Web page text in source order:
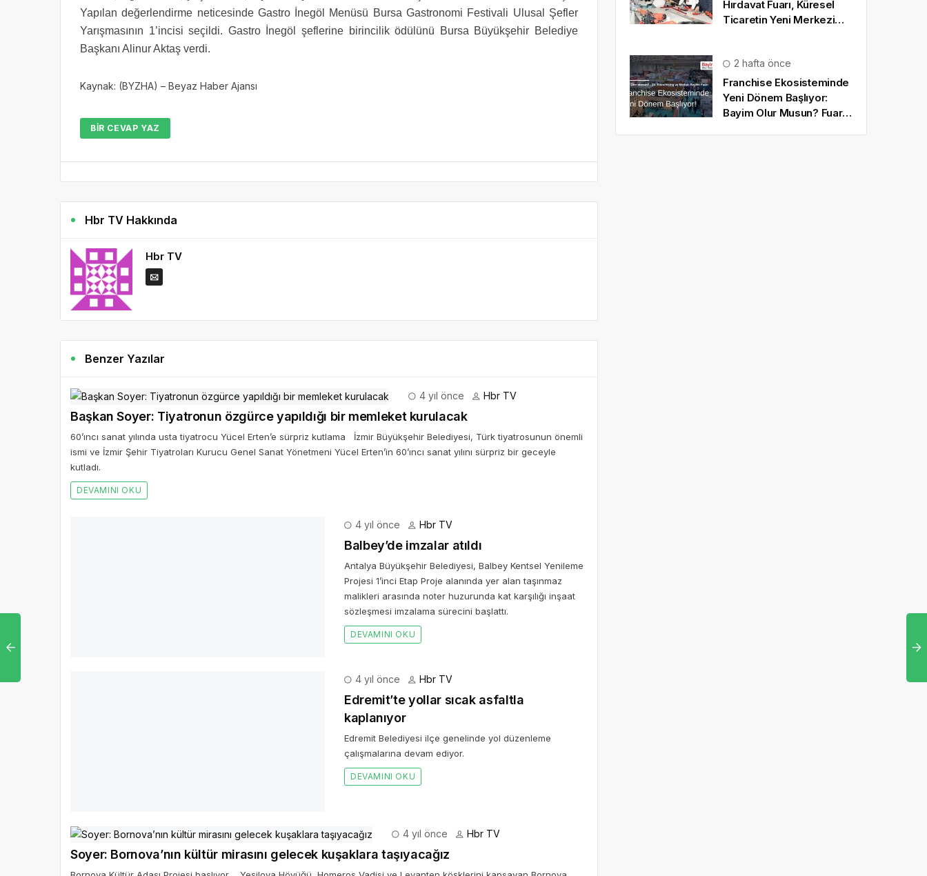
Yapılan değerlendirme neticesinde Gastro İnegöl Menüsü Bursa Gastronomi Festivali Ulusal Şefler
Yarışmasının 1’incisi seçildi. Gastro İnegöl şeflerine birincilik ödülünü Bursa Büyükşehir Belediye
Başkanı Alinur Aktaş verdi.
Kaynak: (BYZHA) – Beyaz Haber Ajansı
BIR CEVAP YAZ
Hbr TV Hakkında
Hbr TV
Benzer Yazılar
4 yıl önce Hbr TV
Başkan Soyer: Tiyatronun özgürce yapıldığı bir memleket kurulacak
60’ıncı sanat yılında usta tiyatrocu Yücel Erten’e sürpriz kutlama İzmir Büyükşehir Belediyesi, Türk tiyatrosunun önemli
ismi ve İzmir Şehir Tiyatroları Kurucu Genel Sanat Yönetmeni Yücel Erten’in 60’ıncı sanat yılını sürpriz bir geceyle
kutladı.
DEVAMINI OKU
4 yıl önce Hbr TV
Balbey’de imzalar atıldı
Antalya Büyükşehir Belediyesi, Balbey Kentsel Yenileme
Projesi 1’inci Etap Proje alanında yer alan taşınmaz
malikleri arasında noter huzurunda kat karşılığı inşaat
sözleşmesi imzalama sürecini başlattı.
DEVAMINI OKU
Hbr TV
Edremit Belediyesi ilçe genelinde yol düzenleme çalışmalarına devam ediyor.
4 yıl önce
Kültür Adası Projesi için imzalar atıldı.
DEVAMINI OKU
Hırdavat Fuarı, Küresel
Ticaretin Yeni Merkezi
2 hafta önce
Franchise Ekosisteminde
Yeni Dönem Başlıyor:
Bayim Olur Musun? Fuarı